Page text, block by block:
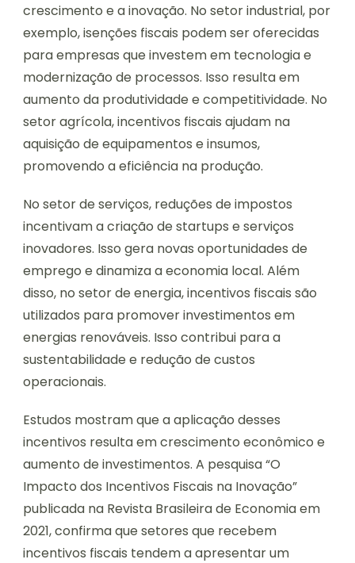
crescimento e a inovação. No setor industrial, por
exemplo, isenções fiscais podem ser oferecidas
para empresas que investem em tecnologia e
modernização de processos. Isso resulta em
aumento da produtividade e competitividade. No
setor agrícola, incentivos fiscais ajudam na
aquisição de equipamentos e insumos,
promovendo a eficiência na produção.
No setor de serviços, reduções de impostos
incentivam a criação de startups e serviços
inovadores. Isso gera novas oportunidades de
emprego e dinamiza a economia local. Além
disso, no setor de energia, incentivos fiscais são
utilizados para promover investimentos em
energias renováveis. Isso contribui para a
sustentabilidade e redução de custos
operacionais.
Estudos mostram que a aplicação desses
incentivos resulta em crescimento econômico e
aumento de investimentos. A pesquisa “O
Impacto dos Incentivos Fiscais na Inovação”
publicada na Revista Brasileira de Economia em
2021, confirma que setores que recebem
incentivos fiscais tendem a apresentar um